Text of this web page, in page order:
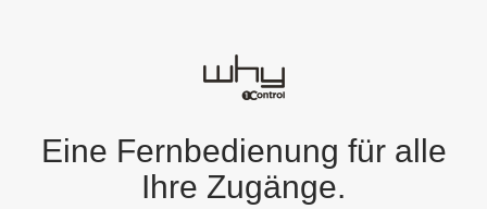
Eine Fernbedienung für alle
Ihre Zugänge.